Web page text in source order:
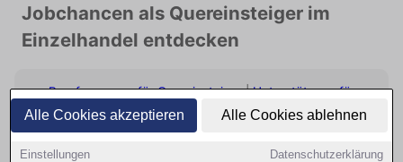
Alle Cookies akzeptieren Alle Cookies ablehnen
Einstellungen Datenschutzerklärung
Jobchancen als Quereinsteiger im
Einzelhandel entdecken
Berufsgruppen für Quereinsteiger|Unterstützung für
Quereinsteiger|Benefits für Quereinsteiger| Fazit: Ihr
beruflicher Neustart